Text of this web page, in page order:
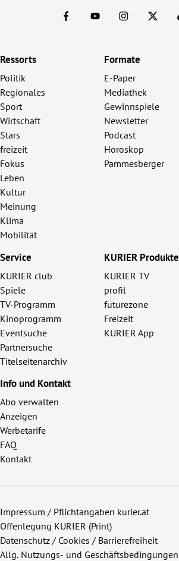
Ressorts
Politik
Regionales
Sport
Wirtschaft
Stars
freizeit
Fokus
Leben
Kultur
Meinung
Klima
Mobilität
Formate
E-Paper
Mediathek
Gewinnspiele
Newsletter
Podcast
Horoskop
Pammesberger
Service
KURIER club
Spiele
TV-Programm
Kinoprogramm
Eventsuche
Partnersuche
Titelseitenarchiv
KURIER Produkte
KURIER TV
profil
futurezone
Freizeit
KURIER App
Info und Kontakt
Abo verwalten
Anzeigen
Werbetarife
FAQ
Kontakt
Impressum / Pflichtangaben kurier.at
Offenlegung KURIER (Print)
Datenschutz / Cookies / Barrierefreiheit
Allg. Nutzungs- und Geschäftsbedingungen